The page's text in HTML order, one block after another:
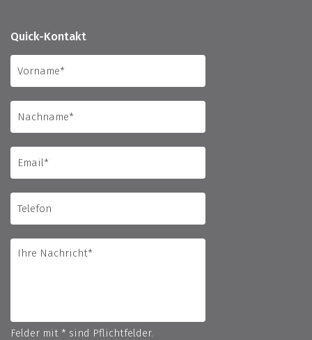
Quick-Kontakt
Felder mit * sind Pflichtfelder.